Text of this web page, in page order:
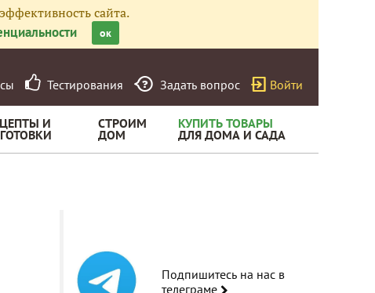
сайта.
ок
Тестирования Задать вопрос Войти
И СТРОИМ
ДОМ
КУПИТЬ ТОВАРЫ
ДЛЯ ДОМА И САДА
Подпишитесь на нас в
телеграме